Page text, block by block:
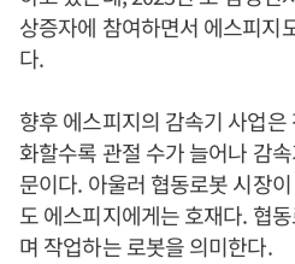
상증자에 참여하면서 에스피지
다.
향후 에스피지의 감속기 사업
화할수록 관절 수가 늘어나 감
문이다. 아울러 협동로봇 시장
도 에스피지에게는 호재다. 협
며 작업하는 로봇을 의미한다.